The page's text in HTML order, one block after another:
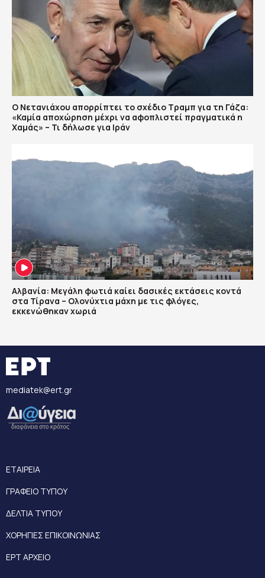
Ο Νετανιάχου απορρίπτει το σχέδιο Τραμπ για τη Γάζα:
«Καμία αποχώρηση μέχρι να αφοπλιστεί πραγματικά η
Χαμάς» – Τι δήλωσε για Ιράν
Αλβανία: Μεγάλη φωτιά καίει δασικές εκτάσεις κοντά
στα Τίρανα – Ολονύχτια μάχη με τις φλόγες,
εκκενώθηκαν χωριά
mediatek@ert.gr
ΕΤΑΙΡΕΙΑ
ΓΡΑΦΕΙΟ ΤΥΠΟΥ
ΔΕΛΤΙΑ ΤΥΠΟΥ
ΧΟΡΗΓΙΕΣ ΕΠΙΚΟΙΝΩΝΙΑΣ
ΕΡΤ ΑΡΧΕΙΟ